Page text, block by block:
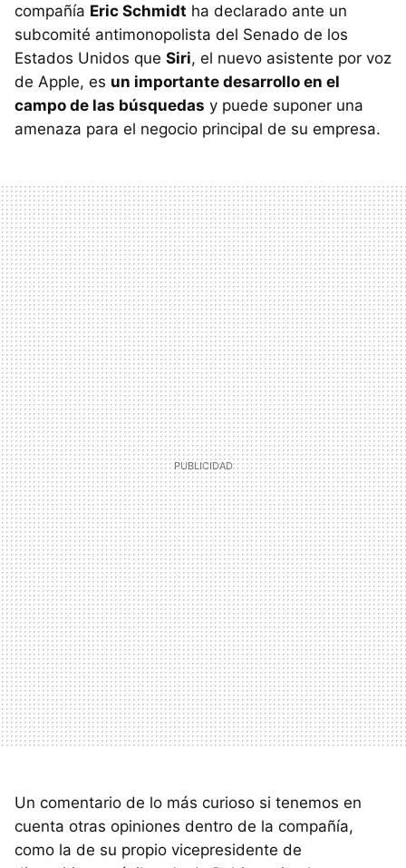
compañía Eric Schmidt ha declarado ante un
subcomité antimonopolista del Senado de los
Estados Unidos que Siri, el nuevo asistente por voz
de Apple, es un importante desarrollo en el
campo de las búsquedas y puede suponer una
amenaza para el negocio principal de su empresa.
Un comentario de lo más curioso si tenemos en
cuenta otras opiniones dentro de la compañía,
como la de su propio vicepresidente de